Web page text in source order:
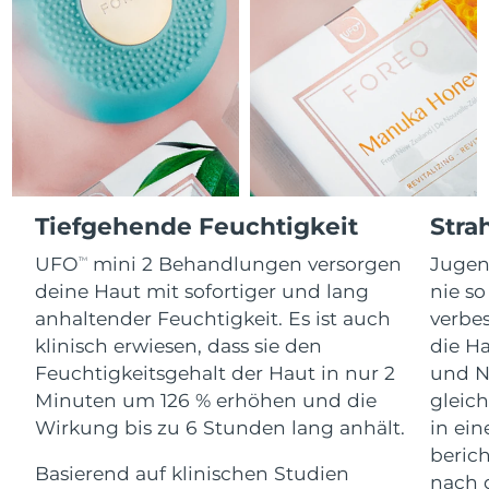
Tiefgehende Feuchtigkeit
UFOTM
mini 2 Behandlungen versorgen
deine Haut mit sofortiger und lang
anhaltender Feuchtigkeit. Es ist auch
klinisch erwiesen, dass sie den
Feuchtigkeitsgehalt der Haut in nur 2
Minuten um 126 % erhöhen und die
Wirkung bis zu 6 Stunden lang anhält.
Basierend auf klinischen Studien
nie
die
und
in
nach
For healthy hair
18% PAP
Kosmetik Männer
Kaufe alles
FOREO APP
ÜBER
Gibraltar
Erwartete Lieferung
12/08/2026
Griechenland
Erwartete Lieferung
08/08/2026
Sonderverwaltungsregion
Hongkong
Erwartete Lieferung
09/08/2026
Ungarn
Erwartete Lieferung
08/08/2026
Island
Erwartete Lieferung
09/08/2026
Indonesien
Erwartete Lieferung
06/08/2026
Irland
Erwartete Lieferung
08/08/2026
Erwartete Lieferung